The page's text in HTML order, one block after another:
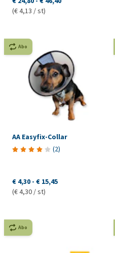
(€ 4,13 / st)
Abo
AA Easyfix-Collar
(2)
€ 4,30 - € 15,45
(€ 4,30 / st)
Abo